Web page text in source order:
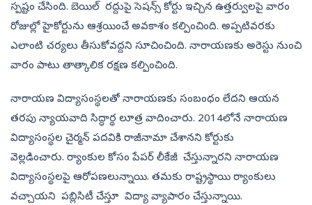
స్పష్టం చేసింది. బెయిల్ రద్దుపై సెషన్స్ కోర్టు ఇచ్చిన ఉత్తర్వులపై వారం
రోజుల్లో హైకోర్టును ఆశ్రయించే అవకాశం కల్పించింది. అప్పటివరకు
ఎలాంటి చర్యలు తీసుకోవద్దని సూచించింది. నారాయణకు అరెస్టు నుంచి
వారం పాటు తాత్కాలిక రక్షణ కల్పించింది.
నారాయణ విద్యాసంస్థలతో నారాయణకు సంబంధం లేదని ఆయన
తరపు న్యాయవాది సిద్ధార్థ లూత్ర వాదించారు. 2014లోనే నారాయణ
విద్యాసంస్థల చైర్మన్ పదవికి రాజీనామా చేశానని కోర్టుకు
వెల్లడించారు. ర్యాంకుల కోసం పేపర్ లీకేజీ చేస్తున్నారని నారాయణ
విద్యాసంస్థలపై ఆరోపణలున్నాయి. తమకు రాష్ట్రస్థాయి ర్యాంకులు
వచ్చాయని పబ్లిసిటీ చేస్తూ విద్యా వ్యాపారం చేస్తున్నాయి.